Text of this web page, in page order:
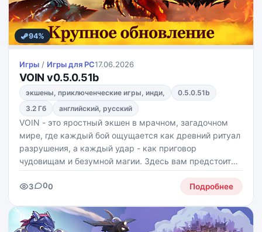
94%
Игры / Игры для PС17.06.2026
VOIN v0.5.0.51b
экшены, приключенческие игры, инди,
0.5.0.51b
3.2 Гб
английский, русский
VOIN - это яростный экшен в мрачном, загадочном
мире, где каждый бой ощущается как древний ритуал
разрушения, а каждый удар - как приговор
чудовищам и безумной магии. Здесь вам предстоит
стать не просто героем, а самой стихией: мчаться
сквозь руины, обрушивать на врагов силу ветра, огня
3 00 Подробнее